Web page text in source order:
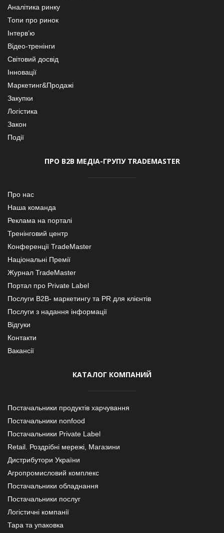
Аналітика ринку
Топи про ринок
Інтерв’ю
Відео-тренінги
Світовий досвід
Інновації
Маркетинг&Продажі
Закупки
Логістика
Закон
Події
ПРО В2В МЕДІА-ГРУПУ TRADEMASTER
Про нас
Наша команда
Реклама на порталі
Тренінговий центр
Конференції TradeMaster
Національні Премії
Журнал TradeMaster
Портал про Private Label
Послуги В2В- маркетингу та PR для клієнтів
Послуги з надання інформації
Відгуки
Контакти
Вакансії
КАТАЛОГ КОМПАНИЙ
Постачальники продуктів харчування
Постачальники nonfood
Постачальники Private Label
Retail. Роздрібні мережі, Магазини
Дистрибутори України
Агропромисловий комплекс
Постачальники обладнання
Постачальники послуг
Логістичні компанії
Тара та упаковка